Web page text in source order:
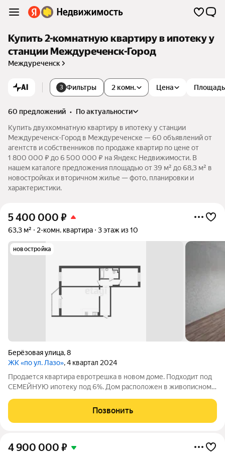
Купить 2-комнатную квартиру в ипотеку у
станции Междуреченск-Город
Междуреченск
AI 3 Фильтры 2 комн. Цена Площадь
60 предложений •
по актуальности
Купить двухкомнатную квартиру в ипотеку у станции
Междуреченск-Город в Междуреченске — 60 объявлений от
агентств и собственников по продаже квартир по цене от
1 800 000 ₽ до 6 500 000 ₽ на Яндекс Недвижимости. В
нашем каталоге предложения площадью от 39 м² до 68,3 м² в
новостройках и вторичном жилье — фото, планировки и
характеристики.
5 400 000 ₽
63,3 м² 2-комн. квартира 3 этаж из 10
новостройка
Берёзовая улица,8
ЖК «по ул. Лазо», 4 квартал 2024
Продается квартира евротрешка в новом доме. Подходит под
СЕМЕЙНУЮ ипотеку под 6%. Дом расположен в живописном
весенняя. В квартире ремонт от застройщика - на полу
линолеум, на стенах обои,
Позвонить
4 900 000 ₽